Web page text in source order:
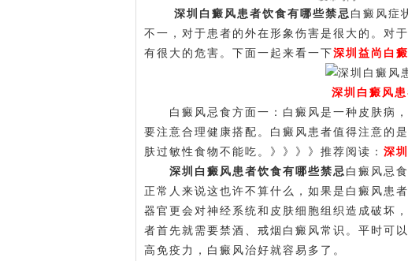
深圳白癜风患者饮食有哪些禁忌 白癜风症
不一，对于患者的外在形象伤害是很大的。对
有很大的危害。下面一起来看一下深圳益尚白
深圳白癜风
白癜风忌食方面一：白癜风是一种皮肤病，
要注意合理健康搭配。白癜风患者值得注意的
肤过敏性食物不能吃。》》》》推荐阅读： 深
深圳白癜风患者饮食有哪些禁忌 白癜风忌
正常人来说这也许不算什么，如果是白癜风患
器官更会对神经系统和皮肤细胞组织造成破坏
者首先就需要禁酒、戒烟白癜风常识。平时可
高免疫力，白癜风治好就容易多了。